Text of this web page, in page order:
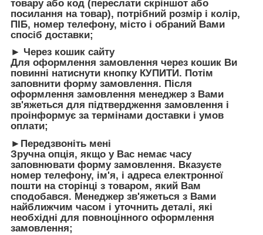
товару або код (переслати скріншот або
посилання на товар), потрібний розмір і колір,
ПІБ, номер телефону, місто і обраний Вами
спосіб доставки;
► Через кошик сайту
Для оформлення замовлення через кошик Ви
повинні натиснути кнопку КУПИТИ. Потім
заповнити форму замовлення. Після
оформлення замовлення менеджер з Вами
зв'яжеться для підтвердження замовлення і
проінформує за термінами доставки і умов
оплати;
►Передзвоніть мені
Зручна опція, якщо у Вас немає часу
заповнювати форму замовлення. Вказуєте
номер телефону, ім'я, і адреса електронної
пошти на сторінці з товаром, який Вам
сподобався. Менеджер зв'яжеться з Вами
найближчим часом і уточнить деталі, які
необхідні для повноцінного оформлення
замовлення;